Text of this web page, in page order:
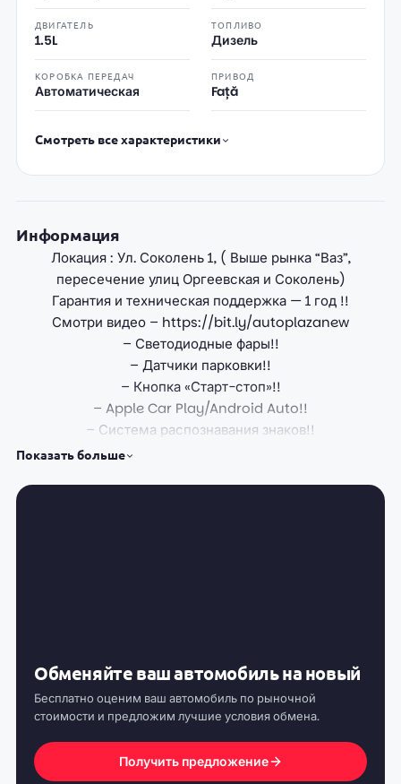
ДВИГАТЕЛЬ
1.5L
ТОПЛИВО
Дизель
КОРОБКА ПЕРЕДАЧ
Автоматическая
ПРИВОД
Față
Смотреть все характеристики
Информация
Локация : Ул. Соколень 1, ( Выше рынка “Ваз”,
пересечение улиц Оргеевская и Соколень)
Гарантия и техническая поддержка — 1 год !!
Смотри видео – https://bit.ly/autoplazanew
– Светодиодные фары!!
– Датчики парковки!!
– Кнопка «Старт-стоп»!!
– Apple Car Play/Android Auto!!
– Система распознавания знаков!!
– 2-зонный климат-контроль!!
Opel Grandland X!! 1.5 HDi (130 л.с.)!! Автомат !! 2020!!
– ТОЛЬКО с удостоверением личности
НЕОФИЦИАЛЬНО или за ГРАНИЦЕЙ
– ежемесячный платеж от 300 Евро
– аванс 1500 Евро
Показать больше
Обменяйте ваш автомобиль на новый
Бесплатно оценим ваш автомобиль по рыночной
стоимости и предложим лучшие условия обмена.
Получить предложение